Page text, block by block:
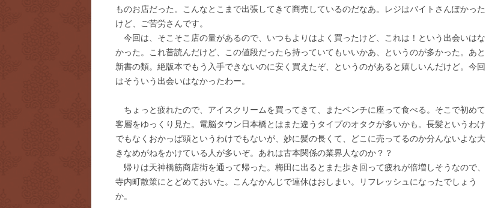
ものお店だった。こんなとこまで出張してきて商売しているのだなあ。レジはバイトさんぽかった
けど、ご苦労さんです。
今回は、そこそこ店の量があるので、いつもよりはよく買ったけど、これは！という出会いはな
かった。これ昔読んだけど、この値段だったら持っていてもいいかあ、というのが多かった。あと
新書の類。絶版本でもう入手できないのに安く買えたぞ、というのがあると嬉しいんだけど。今回
はそういう出会いはなかったわー。
ちょっと疲れたので、アイスクリームを買ってきて、またベンチに座って食べる。そこで初めて
客層をゆっくり見た。電脳タウン日本橋とはまた違うタイプのオタクが多いかも。長髪というわけ
でもなくおかっぱ頭というわけでもないが、妙に髪の長くて、どこに売ってるのか分んないよな大
きなめがねをかけている人が多いぞ。あれは古本関係の業界人なのか？？
帰りは天神橋筋商店街を通って帰った。梅田に出るとまた歩き回って疲れが倍増しそうなので、
寺内町散策にとどめておいた。こんなかんじで連休はおしまい。リフレッシュになったでしょう
か。